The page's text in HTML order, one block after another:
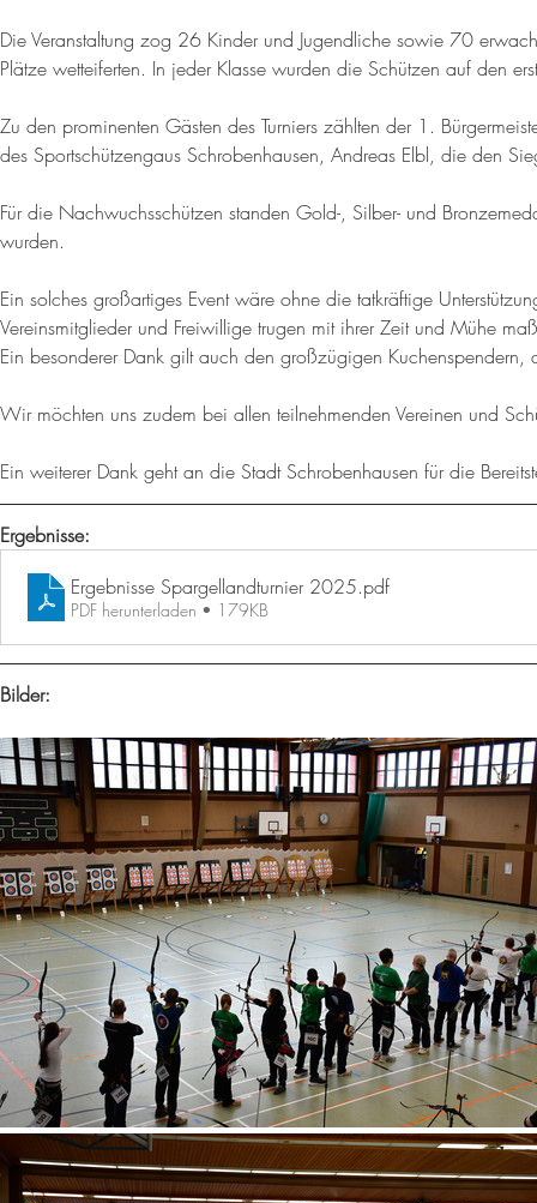
Die Veranstaltung zog 26 Kinder und Jugendliche sowie 70
Plätze wetteiferten. In jeder Klasse wurden die Schützen auf den
Zu den prominenten Gästen des Turniers zählten der 1.
des Sportschützengaus Schrobenhausen, Andreas Elbl, die den
Für die Nachwuchsschützen standen Gold-, Silber- und
wurden.
Ein solches großartiges Event wäre ohne die tatkräftige
Vereinsmitglieder und Freiwillige trugen mit ihrer Zeit und Mühe
Ein besonderer Dank gilt auch den großzügigen
Wir möchten uns zudem bei allen teilnehmenden Vereinen und
Ein weiterer Dank geht an die Stadt Schrobenhausen für die
Ergebnisse:
Ergebnisse Spargellandturnier 2025.pdf
PDF herunterladen • 179KB
Bilder: